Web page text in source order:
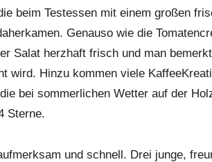
beim Testessen mit einem großen
Genauso wie die
Salat herzhaft frisch und man
wird. Hinzu kommen viele
bei sommerlichen Wetter auf der
Sterne.
und schnell. Drei junge,